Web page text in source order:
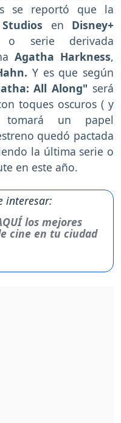
se reportó que la
en Disney+
serie derivada
Agatha Harkness,
Y es que según
All Along" será
toques oscuros ( y
un papel
quedó pactada
la última serie o
en este año.
interesar:
los mejores
cine en tu ciudad